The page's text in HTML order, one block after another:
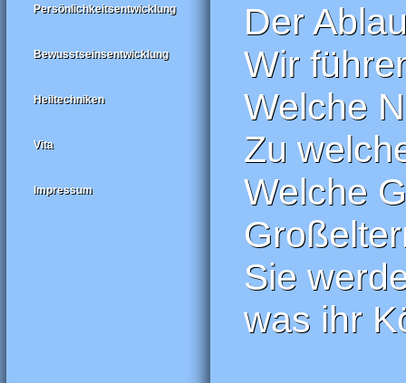
Persönlichkeitsentwicklung
Bewusstseinsentwicklung
Heiltechniken
Vita
Impressum
Der
Wir
Welche
Zu
Welche
Sie
was ihr